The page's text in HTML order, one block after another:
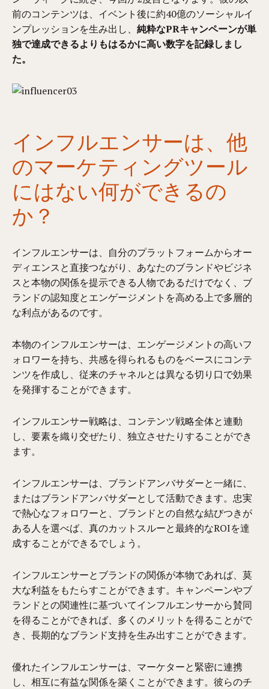
前のコンテンツは、イベント後に約40億のソーシャルイ
ンプレッションを生み出し、純粋なPRキャンペーンが単
独で達成できるよりもはるかに高い数字を記録しまし
た。
インフルエンサーは、他
のマーケティングツール
にはない何ができるの
か？
インフルエンサーは、自分のプラットフォームからオー
ディエンスと直接つながり、あなたのブランドやビジネ
スと本物の関係を提示できる人物であるだけでなく、ブ
ランドの認知度とエンゲージメントを高める上で多層的
な利点があるのです。
本物のインフルエンサーは、エンゲージメントの高いフ
ォロワーを持ち、共感を得られるものをベースにコンテ
ンツを作成し、従来のチャネルとは異なる切り口で効果
を発揮することができます。
インフルエンサー戦略は、コンテンツ戦略全体と連動
し、要素を織り交ぜたり、独立させたりすることができ
ます。
インフルエンサーは、ブランドアンバサダーと一緒に、
またはブランドアンバサダーとして活動できます。忠実
で熱心なフォロワーと、ブランドとの自然な結びつきが
ある人を選べば、真のカットスルーと最終的なROIを達
成することができるでしょう。
インフルエンサーとブランドの関係が本物であれば、莫
大な利益をもたらすことができます。キャンペーンやブ
ランドとの関連性に基づいてインフルエンサーから賛同
を得ることができれば、多くのメリットを得ることがで
き、長期的なブランド支持を生み出すことができます。
優れたインフルエンサーは、マーケターと緊密に連携
し、相互に有益な関係を築くことができます。彼らのチ